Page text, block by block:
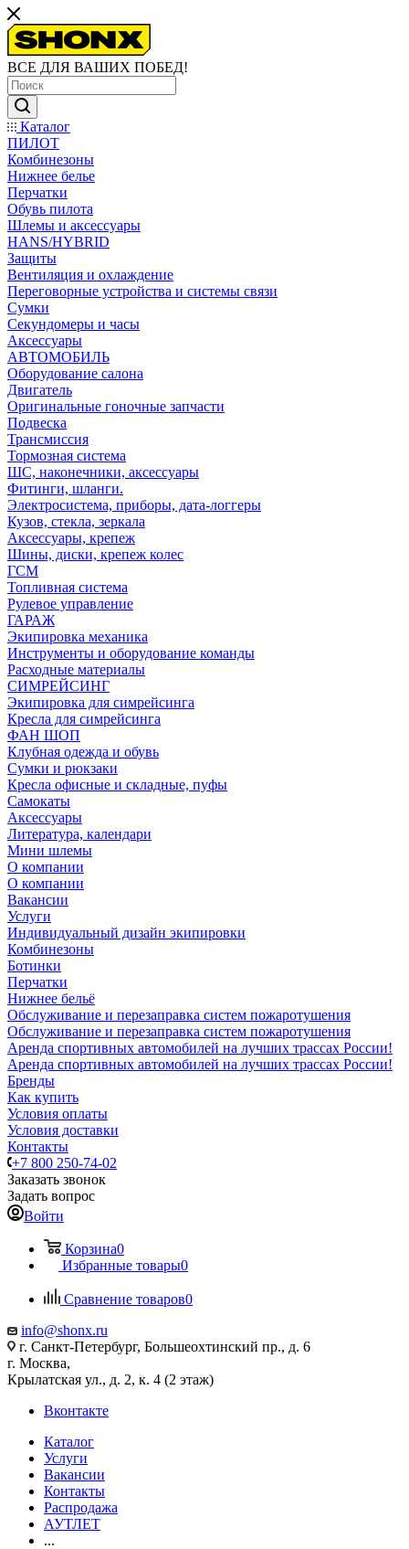
ВСЕ ДЛЯ ВАШИХ ПОБЕД!
Каталог
ПИЛОТ
Комбинезоны
Нижнее белье
Перчатки
Обувь пилота
Шлемы и аксессуары
HANS/HYBRID
Защиты
Вентиляция и охлаждение
Переговорные устройства и системы связи
Сумки
Секундомеры и часы
Аксессуары
АВТОМОБИЛЬ
Оборудование салона
Двигатель
Оригинальные гоночные запчасти
Подвеска
Трансмиссия
Тормозная система
ШС, наконечники, аксессуары
Фитинги, шланги.
Электросистема, приборы, дата-логгеры
Кузов, стекла, зеркала
Аксессуары, крепеж
Шины, диски, крепеж колес
ГСМ
Топливная система
Рулевое управление
ГАРАЖ
Экипировка механика
Инструменты и оборудование команды
Расходные материалы
СИМРЕЙСИНГ
Экипировка для симрейсинга
Кресла для симрейсинга
ФАН ШОП
Клубная одежда и обувь
Сумки и рюкзаки
Кресла офисные и складные, пуфы
Самокаты
Аксессуары
Литература, календари
Мини шлемы
О компании
О компании
Вакансии
Услуги
Индивидуальный дизайн экипировки
Комбинезоны
Ботинки
Перчатки
Нижнее бельё
Обслуживание и перезаправка систем пожаротушения
Обслуживание и перезаправка систем пожаротушения
Аренда спортивных автомобилей на лучших трассах России!
Аренда спортивных автомобилей на лучших трассах России!
Бренды
Как купить
Условия оплаты
Условия доставки
Контакты
+7 800 250-74-02
Заказать звонок
Задать вопрос
Войти
Корзина0
Избранные товары0
Сравнение товаров0
info@shonx.ru
г. Санкт-Петербург, Большеохтинский пр., д. 6
г. Москва,
Крылатская ул., д. 2, к. 4 (2 этаж)
Вконтакте
Каталог
Услуги
Вакансии
Контакты
Распродажа
АУТЛЕТ
...